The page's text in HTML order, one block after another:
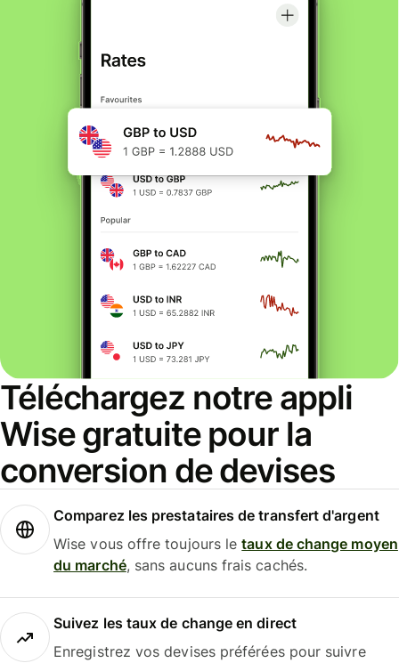
Téléchargez notre appli
Wise gratuite pour la
conversion de devises
Comparez les prestataires de transfert d'argent
Wise vous offre toujours letaux de change moyen
du marché, sans aucuns frais cachés.
Suivez les taux de change en direct
Enregistrez vos devises préférées pour suivre